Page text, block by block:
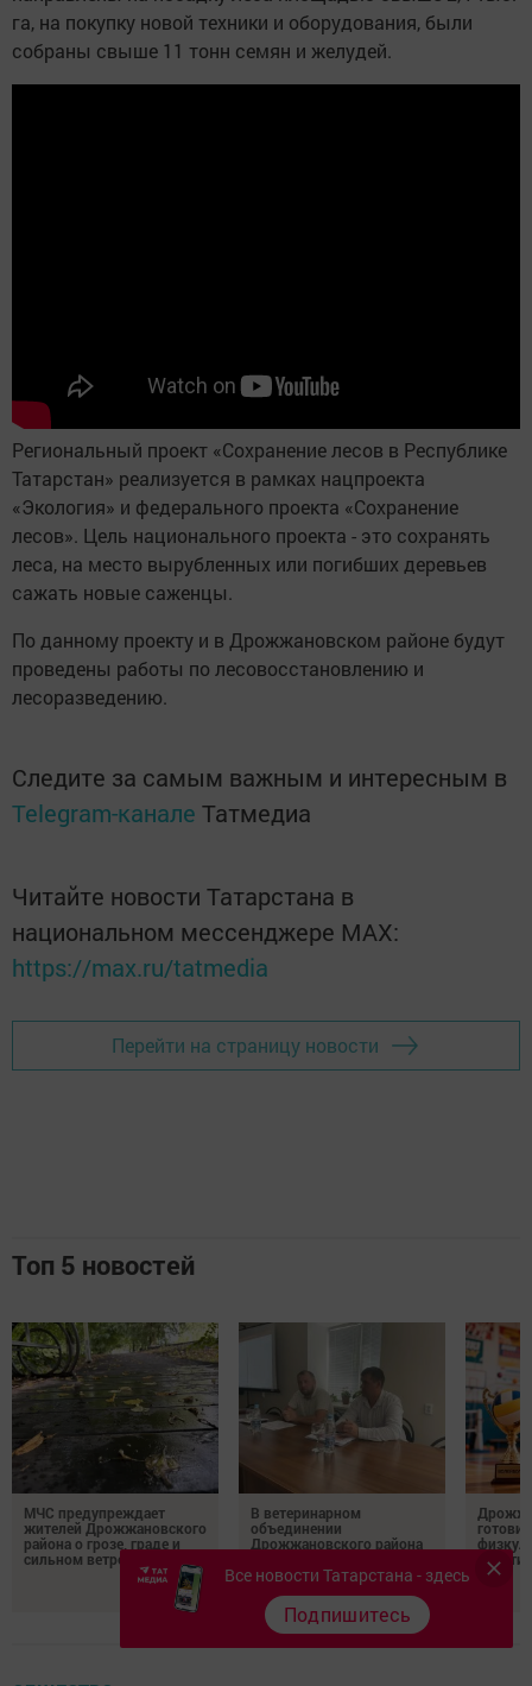
га, на покупку новой техники и оборудования, были
собраны свыше 11 тонн семян и желудей.
Региональный проект «Сохранение лесов в Республике
Татарстан» реализуется в рамках нацпроекта
«Экология» и федерального проекта «Сохранение
лесов». Цель национального проекта - это сохранять
леса, на место вырубленных или погибших деревьев
сажать новые саженцы.
По данному проекту и в Дрожжановском районе будут
проведены работы по лесовосстановлению и
лесоразведению.
Следите за самым важным и интересным в
Telegram-канале Татмедиа
Читайте новости Татарстана в
национальном мессенджере MАХ:
https://max.ru/tatmedia
Перейти на страницу новости
Топ 5 новостей
МЧС предупреждает
жителей Дрожжановского
района о грозе, граде и
сильном ветре 31 июля
В ветеринарном
объединении
Дрожжановского района
обсудили планы на
Все новости Татарстана - здесь
Подпишитесь